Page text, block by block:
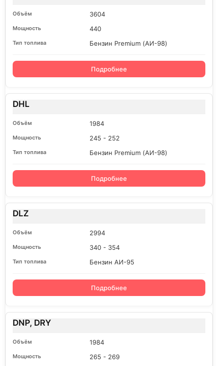
3604
440
Бензин Premium (АИ-98)
Подробнее
DHL
1984
245 - 252
Бензин Premium (АИ-98)
Подробнее
DLZ
2994
340 - 354
Бензин АИ-95
Подробнее
DNP, DRY
1984
265 - 269